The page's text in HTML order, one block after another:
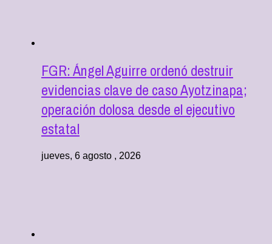
FGR: Ángel Aguirre ordenó destruir
evidencias clave de caso Ayotzinapa;
operación dolosa desde el ejecutivo
estatal
jueves, 6 agosto , 2026